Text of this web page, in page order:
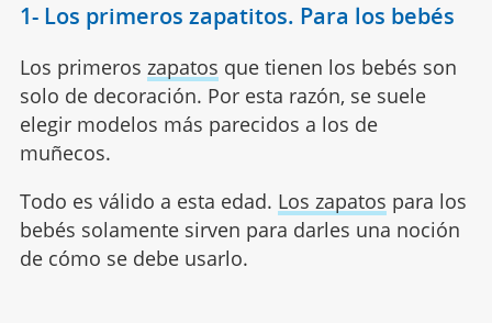
1- Los primeros zapatitos. Para los bebés
Los primeros zapatos que tienen los bebés son
solo de decoración. Por esta razón, se suele
elegir modelos más parecidos a los de
muñecos.
Todo es válido a esta edad. Los zapatos para los
bebés solamente sirven para darles una noción
de cómo se debe usarlo.